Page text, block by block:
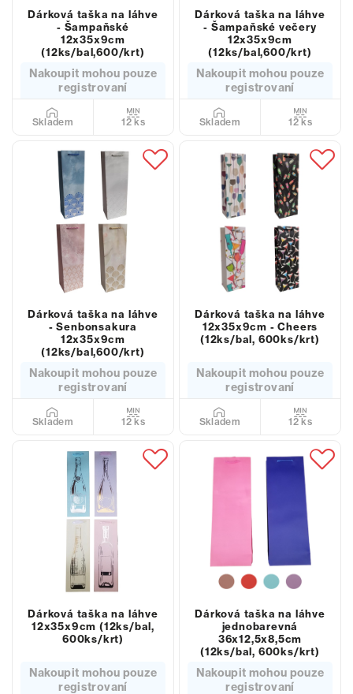
Dárková taška na láhve
- Šampaňské
12x35x9cm
(12ks/bal,600/krt)
Nakoupit mohou pouze
registrovaní
Skladem 12 ks
Dárková taška na láhve
- Šampaňské večery
12x35x9cm
(12ks/bal,600/krt)
Nakoupit mohou pouze
registrovaní
Skladem 12 ks
Dárková taška na láhve
- Senbonsakura
12x35x9cm
(12ks/bal,600/krt)
Nakoupit mohou pouze
registrovaní
Skladem 12 ks
Dárková taška na láhve
12x35x9cm - Cheers
(12ks/bal, 600ks/krt)
Nakoupit mohou pouze
registrovaní
Skladem 12 ks
Dárková taška na láhve
12x35x9cm (12ks/bal,
600ks/krt)
Nakoupit mohou pouze
registrovaní
Dárková taška na láhve
jednobarevná
36x12,5x8,5cm
(12ks/bal, 600ks/krt)
Nakoupit mohou pouze
registrovaní